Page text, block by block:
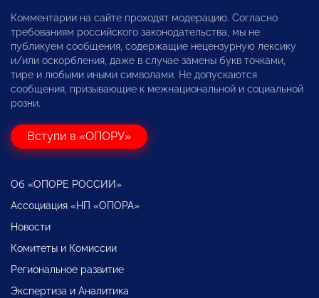
Комментарии на сайте проходят модерацию. Согласно
требованиям российского законодательства, мы не
публикуем сообщения, содержащие нецензурную лексику
и/или оскорбления, даже в случае замены букв точками,
тире и любыми иными символами. Не допускаются
сообщения, призывающие к межнациональной и социальной
розни.
Вступи в «ОПОРУ»
Об «ОПОРЕ РОССИИ»
Ассоциация «НП «ОПОРА»
Новости
Комитеты и Комиссии
Региональное развитие
Экспертиза и Аналитика